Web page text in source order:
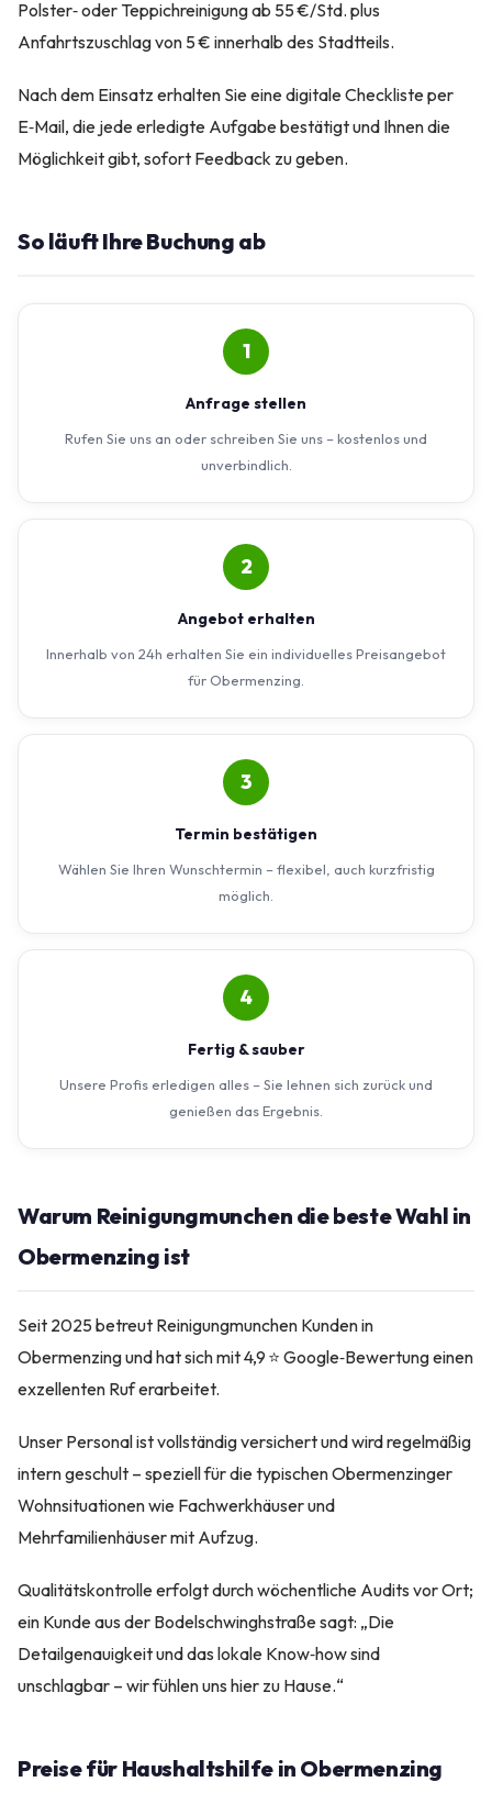
Polster‑ oder Teppichreinigung ab 55 €/Std. plus
Anfahrtszuschlag von 5 € innerhalb des Stadtteils.
Nach dem Einsatz erhalten Sie eine digitale Checkliste per
E‑Mail, die jede erledigte Aufgabe bestätigt und Ihnen die
Möglichkeit gibt, sofort Feedback zu geben.
So läuft Ihre Buchung ab
1
Anfrage stellen
Rufen Sie uns an oder schreiben Sie uns – kostenlos und
unverbindlich.
2
Angebot erhalten
Innerhalb von 24h erhalten Sie ein individuelles Preisangebot
für Obermenzing.
3
Termin bestätigen
Wählen Sie Ihren Wunschtermin – flexibel, auch kurzfristig
möglich.
4
Fertig & sauber
Unsere Profis erledigen alles – Sie lehnen sich zurück und
genießen das Ergebnis.
Warum Reinigungmunchen die beste Wahl in
Obermenzing ist
Seit 2025 betreut Reinigungmunchen Kunden in
Obermenzing und hat sich mit 4,9 ⭐ Google‑Bewertung einen
exzellenten Ruf erarbeitet.
Unser Personal ist vollständig versichert und wird regelmäßig
intern geschult – speziell für die typischen Obermenzinger
Wohnsituationen wie Fachwerkhäuser und
Mehrfamilienhäuser mit Aufzug.
Qualitätskontrolle erfolgt durch wöchentliche Audits vor Ort;
ein Kunde aus der Bodelschwinghstraße sagt: „Die
Detailgenauigkeit und das lokale Know‑how sind
unschlagbar – wir fühlen uns hier zu Hause.“
Preise für Haushaltshilfe in Obermenzing